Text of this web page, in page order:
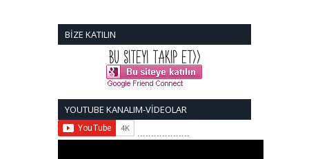
BİZE KATILIN
YOUTUBE KANALIM-VİDEOLAR